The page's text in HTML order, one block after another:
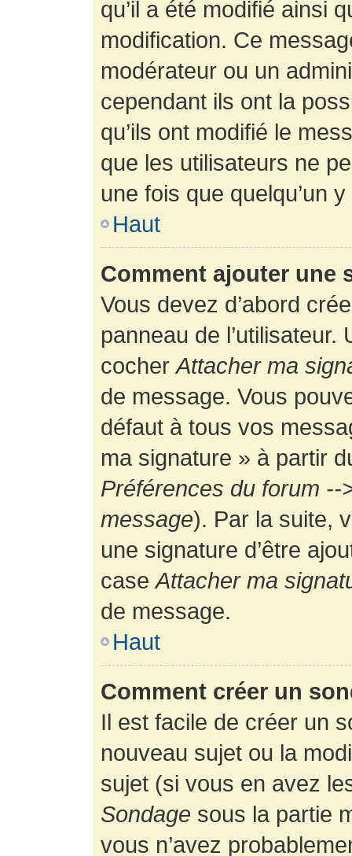
qu’il a été modifié ainsi
modification. Ce
modérateur ou un
cependant ils ont la
qu’ils ont modifié le
que les utilisateurs ne
une fois que quelqu’un
Haut
Comment ajouter une
Vous devez d’abord
panneau de
cocherAttacher ma
de message. Vous
défaut à tous vos
ma signature » à partir
Préférences du forum
message). Par la suite,
une signature d’être
caseAttacher ma
de message.
Haut
Comment créer un
Il est facile de créer un
nouveau sujet ou la
sujet (si vous en avez
Sondage sous la partie
vous n’avez